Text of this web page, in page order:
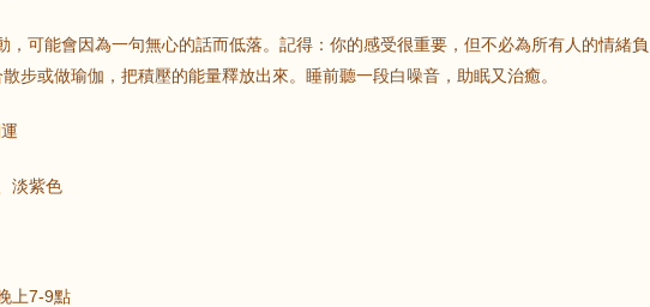
，可能會因為一句無心的話而低落。記得：你的感受很重要，但不必為所有人的情緒負
步或做瑜伽，把積壓的能量釋放出來。睡前聽一段白噪音，助眠又治癒。
淡紫色
上7-9點